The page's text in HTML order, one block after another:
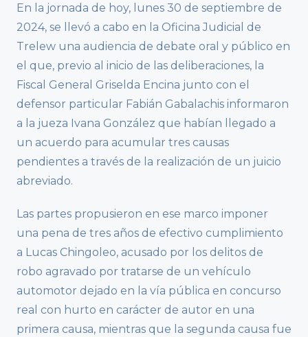
En la jornada de hoy, lunes 30 de septiembre de
2024, se llevó a cabo en la Oficina Judicial de
Trelew una audiencia de debate oral y público en
el que, previo al inicio de las deliberaciones, la
Fiscal General Griselda Encina junto con el
defensor particular Fabián Gabalachis informaron
a la jueza Ivana González que habían llegado a
un acuerdo para acumular tres causas
pendientes a través de la realización de un juicio
abreviado.
Las partes propusieron en ese marco imponer
una pena de tres años de efectivo cumplimiento
a Lucas Chingoleo, acusado por los delitos de
robo agravado por tratarse de un vehículo
automotor dejado en la vía pública en concurso
real con hurto en carácter de autor en una
primera causa, mientras que la segunda causa fue